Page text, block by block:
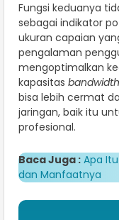
Fungsi keduanya
sebagai indikator
ukuran capaian
pengalaman
mengoptimalkan
kapasitas bandwidth
bisa lebih cermat
jaringan, baik itu
profesional.
Baca Juga : Apa
dan Manfaatnya